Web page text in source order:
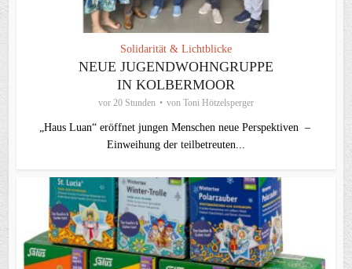
Solidarität & Lichtblicke
NEUE JUGENDWOHNGRUPPE
IN KOLBERMOOR
vor 20 Stunden von Toni Hötzelsperger
„Haus Luan“ eröffnet jungen Menschen neue Perspektiven –
Einweihung der teilbetreuten...